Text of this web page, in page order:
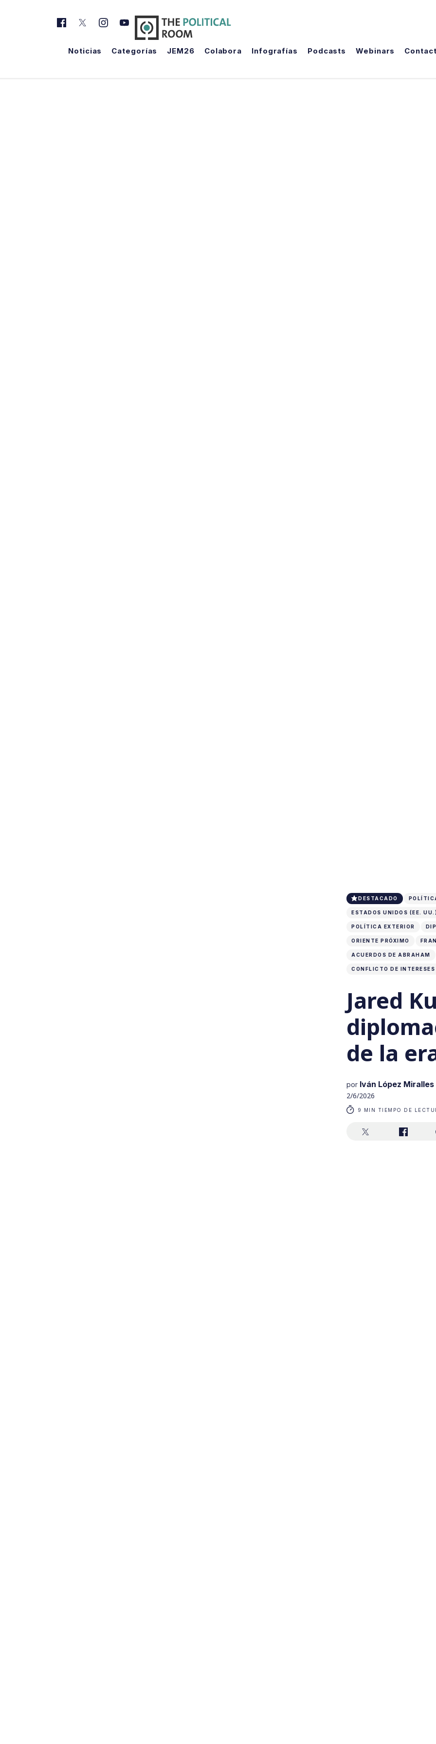
Noticias Categorías JEM26 Colabora Infografías Podcasts Webinars
DESTACADO
ESTADOS UNIDOS (EE.
POLÍTICA EXTERIOR
ORIENTE PRÓXIMO
ACUERDOS DE ABRAHAM
CONFLICTO DE INTERESES
Jared
de la
por Iván López Miralles
2/6/2026
9 MIN TIEMPO DE